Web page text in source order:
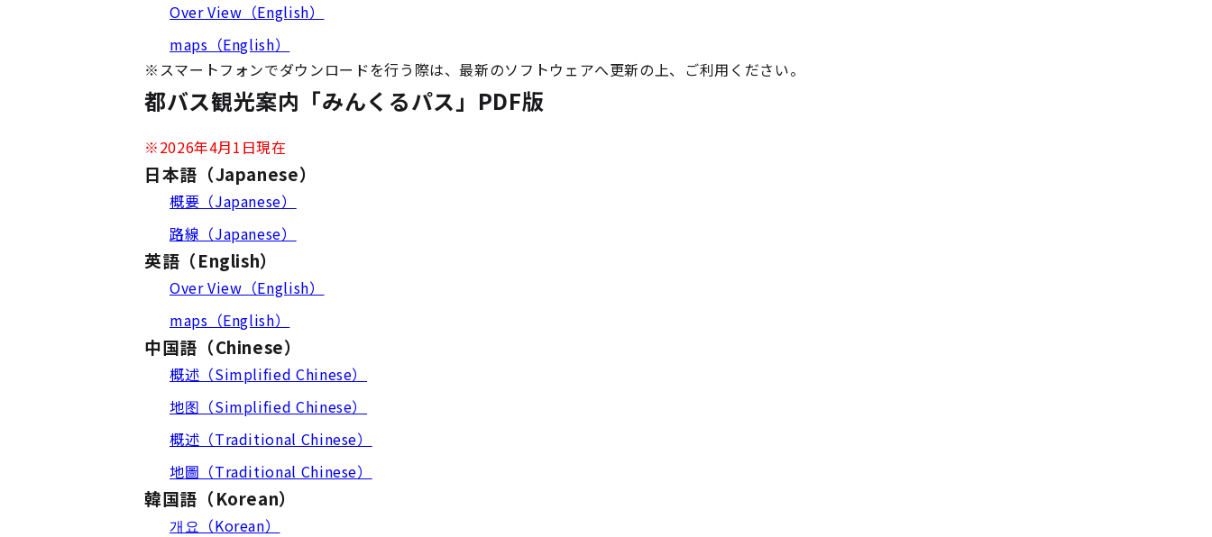
Over View（English）
maps（English）
※スマートフォンでダウンロードを行う際は、最新のソフトウェアへ更新の上、ご利用ください。
都バス観光案内「みんくるパス」PDF版
※2026年4月1日現在
日本語（Japanese）
概要（Japanese）
路線（Japanese）
英語（English）
Over View（English）
maps（English）
中国語（Chinese）
概述（Simplified Chinese）
地图（Simplified Chinese）
概述（Traditional Chinese）
地圖（Traditional Chinese）
韓国語（Korean）
개요（Korean）